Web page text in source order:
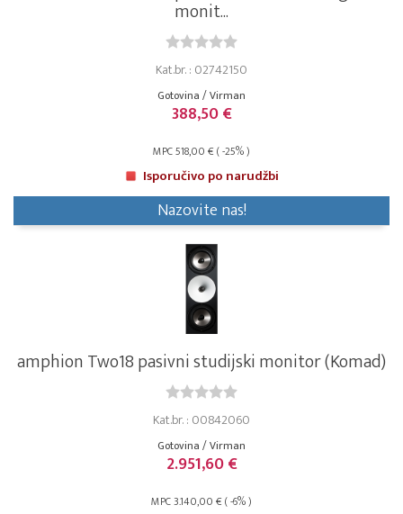
monit...
Kat.br. : 02742150
Gotovina / Virman
388,50 €
MPC 518,00 € ( -25% )
Isporučivo po narudžbi
Nazovite nas!
amphion Two18 pasivni studijski monitor (Komad)
Kat.br. : 00842060
Gotovina / Virman
2.951,60 €
MPC 3.140,00 € ( -6% )